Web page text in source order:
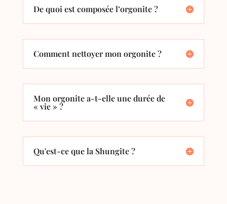
De quoi est composée l’orgonite ?
Comment nettoyer mon orgonite ?
Mon orgonite a-t-elle une durée de
« vie » ?
Qu'est-ce que la Shungite ?